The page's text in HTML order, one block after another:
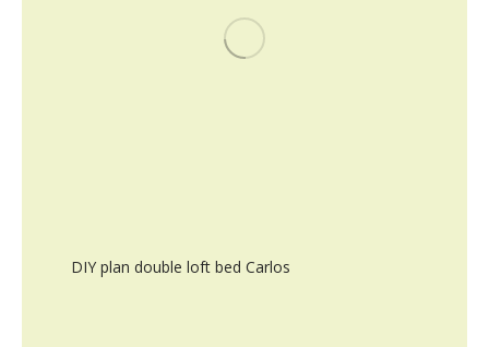
DIY plan double loft bed Carlos